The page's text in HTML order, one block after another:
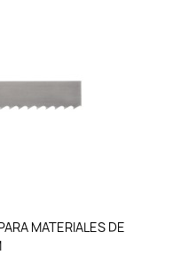
MATERIALES DE